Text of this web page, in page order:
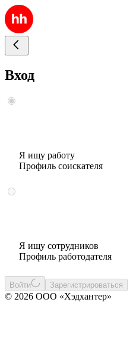
Вход
Я ищу работу
Профиль соискателя
Я ищу сотрудников
Профиль работодателя
Войти Зарегистрироваться
© 2026 ООО «Хэдхантер»